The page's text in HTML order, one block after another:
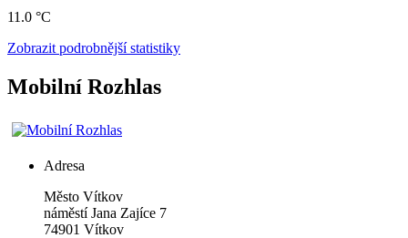
11.0 °C
Zobrazit podrobnější statistiky
Mobilní Rozhlas
Adresa
Město Vítkov
náměstí Jana Zajíce 7
74901 Vítkov